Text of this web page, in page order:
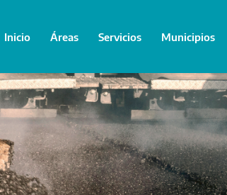
Inicio Áreas Servicios Municipios